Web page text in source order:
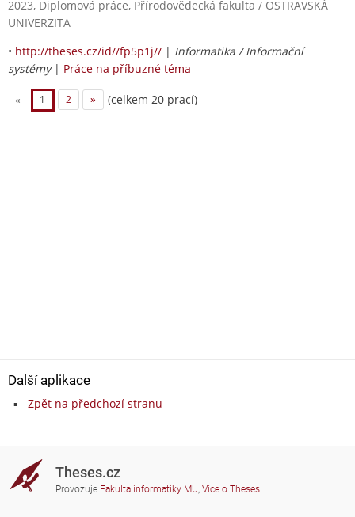
2023, Diplomová práce, Přírodovědecká fakulta / OSTRAVSKÁ
UNIVERZITA
• http://theses.cz/id//fp5p1j// | Informatika / Informační
systémy| Práce na příbuzné téma
« 1 2 » (celkem 20 prací)
Další aplikace
Zpět na předchozí stranu
Theses.cz
Provozuje Fakulta informatiky MU, Více o Theses